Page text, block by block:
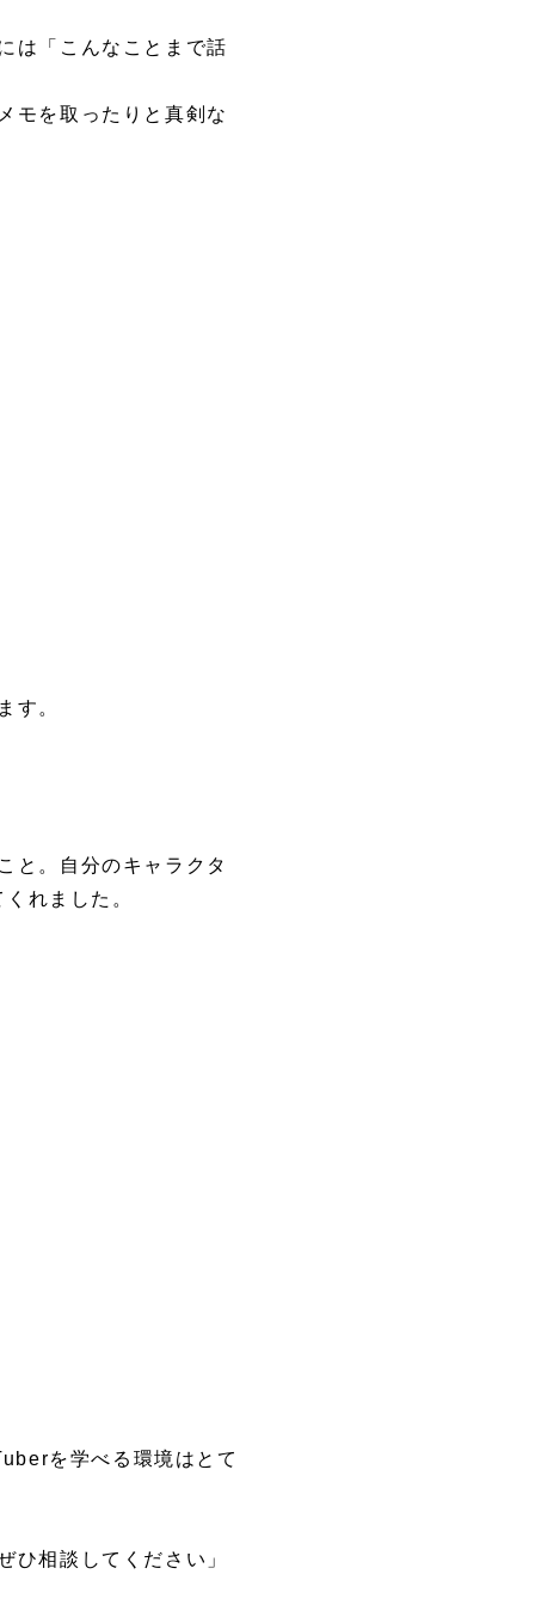
は「こんなことまで話
モを取ったりと真剣な
す。
と。自分のキャラクタ
れました。
を学べる環境はとて
ひ相談してください」